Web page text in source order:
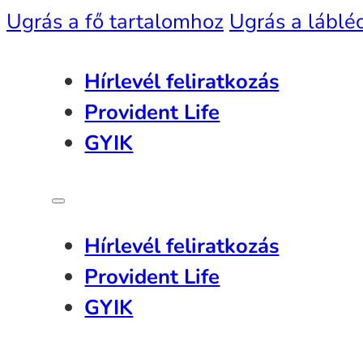
Ugrás a fő tartalomhoz Ugrás a
Hírlevél feliratkozás
Provident Life
GYIK
Hírlevél feliratkozás
Provident Life
GYIK